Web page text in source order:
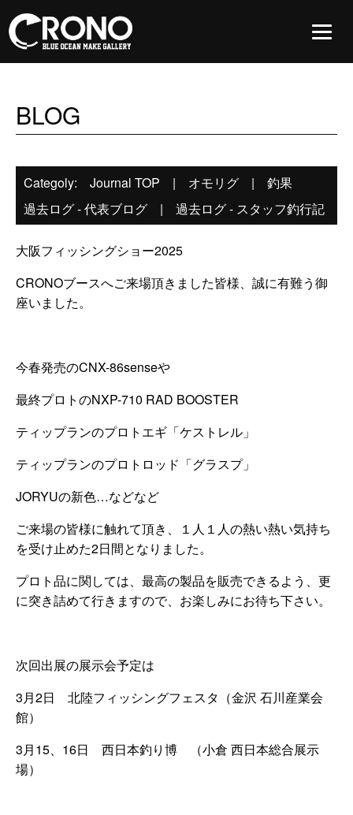
BLOG
Categoly: Journal TOP | オモリグ | 釣果
過去ログ - 代表ブログ | 過去ログ - スタッフ釣行記
大阪フィッシングショー2025
CRONOブースへご来場頂きました皆様、誠に有難う御
座いました。
今春発売のCNX-86senseや
最終プロトのNXP-710 RAD BOOSTER
ティップランのプロトエギ「ケストレル」
ティップランのプロトロッド「グラスプ」
JORYUの新色…などなど
ご来場の皆様に触れて頂き、１人１人の熱い熱い気持ち
を受け止めた2日間となりました。
プロト品に関しては、最高の製品を販売できるよう、更
に突き詰めて行きますので、お楽しみにお待ち下さい。
次回出展の展示会予定は
3月2日 北陸フィッシングフェスタ（金沢 石川産業会
館）
3月15、16日 西日本釣り博 （小倉 西日本総合展示
場）